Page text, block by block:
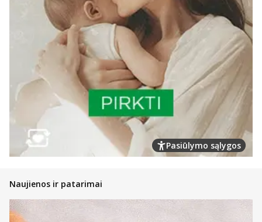
Pasiūlymo sąlygos
Naujienos ir patarimai